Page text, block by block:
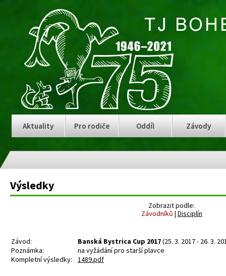
Aktuality Pro rodiče Oddíl Závody
Výsledky
Zobrazit podle:
Závodníků | Disciplín
Závod: Banská Bystrica Cup 2017(25. 3. 2017 - 26. 3.
Poznámka:
na vyžádání pro starší plavce
Kompletní výsledky:
1489.pdf